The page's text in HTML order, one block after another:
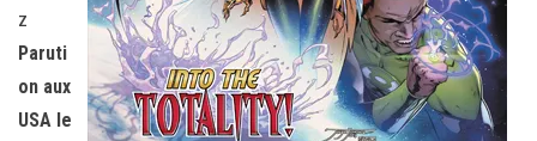
z
Paruti
on aux
USA le